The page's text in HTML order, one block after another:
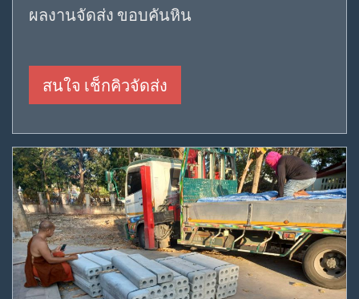
ผลงานจัดส่ง ขอบคันหิน
สนใจ เช็กคิวจัดส่ง